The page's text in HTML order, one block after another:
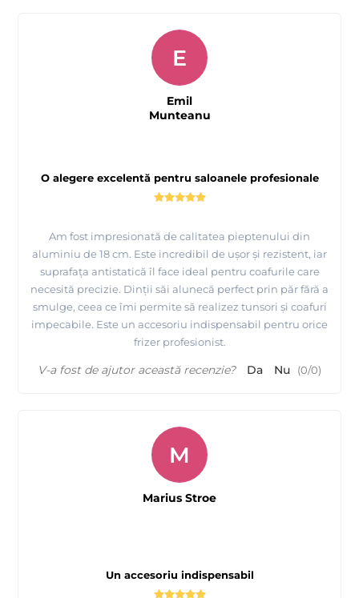
O alegere excelentă pentru saloanele profesionale
Am fost impresionată de calitatea pieptenului din
aluminiu de 18 cm. Este incredibil de ușor și rezistent, iar
suprafața antistatică îl face ideal pentru coafurile care
necesită precizie. Dinții săi alunecă perfect prin păr fără a
smulge, ceea ce îmi permite să realizez tunsori și coafuri
impecabile. Este un accesoriu indispensabil pentru orice
frizer profesionist.
E
Emil
Munteanu
V-a fost de ajutor această recenzie? Da Nu (0/0)
Un accesoriu indispensabil
M
Marius Stroe